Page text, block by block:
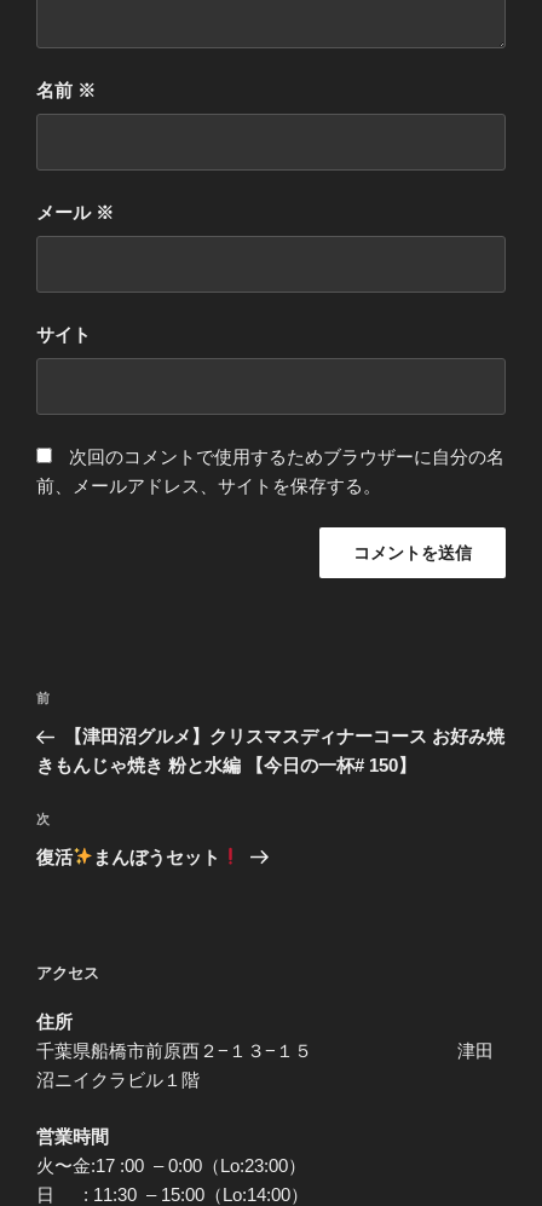
名前 ※
メール ※
サイト
次回のコメントで使用するためブラウザーに自分の名
前、メールアドレス、サイトを保存する。
投
ナ
ゲ
ー
前
の
投
前
【津田沼グルメ】クリスマスディナーコース お好み焼
きもんじゃ焼き 粉と水編 【今日の一杯# 150】
次
の
次
復活 まんぼうセット
アクセス
住所
千葉県船橋市前原西２−１３−１５ 津田
沼ニイクラビル１階
営業時間
火〜金:17 :00 – 0:00（Lo:23:00）
日 : 11:30 – 15:00（Lo:14:00）